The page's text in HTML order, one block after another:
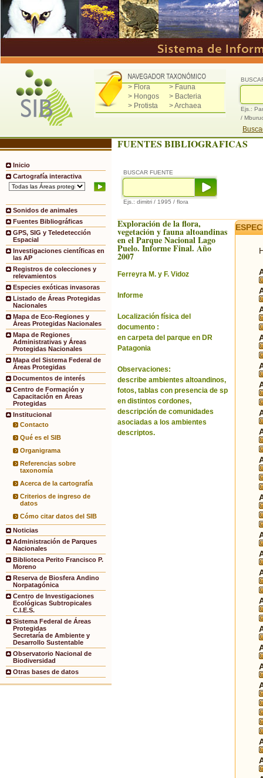
> Flora
> Fauna
> Hongos
> Bacteria
> Protista
> Archaea
Ejs.:
/
Inicio
Cartografía interactiva
Sonidos de animales
Fuentes Bibliográficas
GPS, SIG y Teledetección
Espacial
Investigaciones científicas en
las AP
Registros de colecciones y
relevamientos
Especies exóticas invasoras
Listado de Áreas Protegidas
Nacionales
Mapa de Eco-Regiones y
Áreas Protegidas Nacionales
Mapa de Regiones
Administrativas y Áreas
Protegidas Nacionales
Mapa del Sistema Federal de
Áreas Protegidas
Documentos de interés
Centro de Formación y
Capacitación en Áreas
Protegidas
Institucional
Contacto
Qué es el SIB
Organigrama
Referencias sobre
taxonomía
Acerca de la cartografía
Criterios de ingreso de
datos
Cómo citar datos del SIB
Noticias
Administración de Parques
Nacionales
Biblioteca Perito Francisco P.
Moreno
Reserva de Biosfera Andino
Norpatagónica
Centro de Investigaciones
Ecológicas Subtropicales
C.I.E.S.
Sistema Federal de Áreas
Protegidas
Secretaría de Ambiente y
Desarrollo Sustentable
Observatorio Nacional de
Biodiversidad
Otras bases de datos
FUENTES BIBLIOGRAFICAS
BUSCAR FUENTE
Ejs.: dimitri / 1995 / flora
Exploración de la flora,
vegetación y fauna altoandinas
en el Parque Nacional Lago
Puelo. Informe Final. Año
2007
Ferreyra M. y F. Vidoz
Informe
Localización física del
documento :
en carpeta del parque en DR
Patagonia
Observaciones:
describe ambientes altoandinos,
fotos, tablas con presencia de sp
en distintos cordones,
descripción de comunidades
asociadas a los ambientes
descriptos.